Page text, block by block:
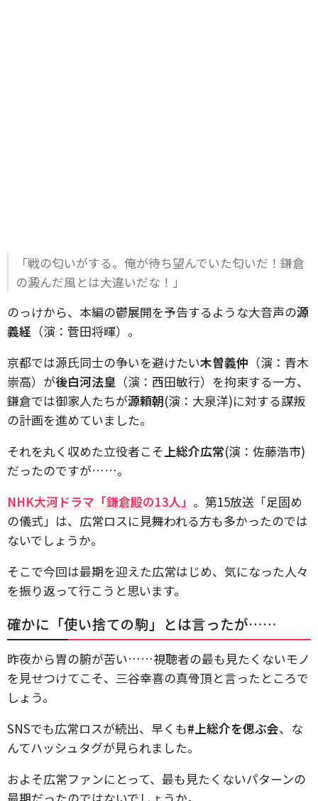
「戦の匂いがする。俺が待ち望んでいた匂いだ！鎌倉
の澱んだ風とは大違いだな！」
のっけから、本編の鬱展開を予告するような大音声の源
義経 （演：菅田将暉）。
京都では源氏同士の争いを避けたい木曽義仲 （演：青木
崇高）が後白河法皇 （演：西田敏行）を拘束する一方、
鎌倉では御家人たちが源頼朝(演：大泉洋)に対する謀叛
の計画を進めていました。
それを丸く収めた立役者こそ上総介広常(演：佐藤浩市)
だったのですが……。
NHK大河ドラマ「鎌倉殿の13人」 。第15放送「足固め
の儀式」は、広常ロスに見舞われる方も多かったのでは
ないでしょうか。
そこで今回は最期を迎えた広常はじめ、気になった人々
を振り返って行こうと思います。
確かに「使い捨ての駒」とは言ったが……
昨夜から胃の腑が苦い……視聴者の最も見たくないモノ
を見せつけてこそ、三谷幸喜の真骨頂と言ったところで
しょう。
SNSでも広常ロスが続出、早くも#上総介を偲ぶ会、な
んてハッシュタグが見られました。
およそ広常ファンにとって、最も見たくないパターンの